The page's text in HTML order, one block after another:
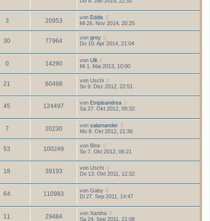
3 20953 von Eddis
Mi 26. Nov 2014, 20:25
30 77964 von grey
Do 10. Apr 2014, 21:04
0 14290 von Ulli
Mi 1. Mai 2013, 10:00
21 60498 von Uschi
So 9. Dez 2012, 22:51
45 124497 von Empisandrea
Sa 27. Okt 2012, 09:32
7 20230 von salamander
Mo 8. Okt 2012, 21:36
53 100249 von Bine
So 7. Okt 2012, 06:21
18 39193 von Uschi
Do 13. Okt 2011, 12:32
64 110983 von Gaby
Di 27. Sep 2011, 14:47
11 29484 von Xantha
Sa 24. Sep 2011, 21:08